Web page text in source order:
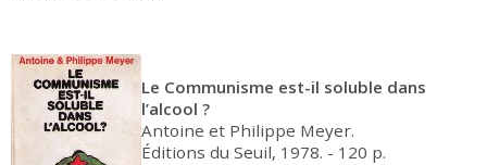
Le Communisme est-il soluble dans
l’alcool ?
Antoine et Philippe Meyer.
Éditions du Seuil, 1978. - 120 p.